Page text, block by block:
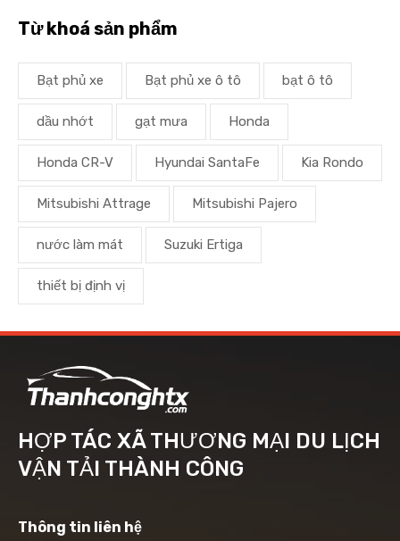
Từ khoá sản phẩm
Bạt phủ xe Bạt phủ xe ô tô bạt ô tô
dầu nhớt gạt mưa Honda
Honda CR-V Hyundai SantaFe Kia Rondo
Mitsubishi Attrage Mitsubishi Pajero
nước làm mát Suzuki Ertiga
thiết bị định vị
HỢP TÁC XÃ THƯƠNG MẠI DU LỊCH
VẬN TẢI THÀNH CÔNG
Thông tin liên hệ